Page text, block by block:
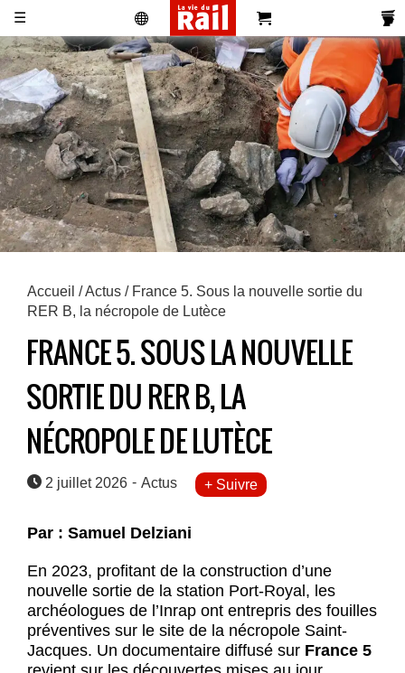
Actualités
Histoire
Associations
Magazines
Vidéos
Partenaires
Pro
Pub
&
Annonces
Newsletters
S'abonner
Se
réabonner
☰
Accueil /Actus / France 5. Sous la nouvelle sortie du
RER B, la nécropole de Lutèce
FRANCE 5. SOUS LA NOUVELLE
SORTIE DU RER B, LA
NÉCROPOLE DE LUTÈCE
2 juillet 2026 - Actus + Suivre
Par : Samuel Delziani
En 2023, profitant de la construction d’une
nouvelle sortie de la station Port-Royal, les
archéologues de l’Inrap ont entrepris des fouilles
préventives sur le site de la nécropole Saint-
Jacques. Un documentaire diffusé sur France 5